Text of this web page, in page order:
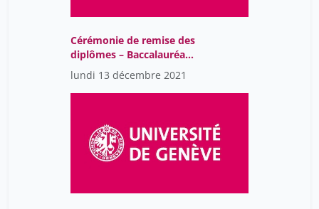
Cérémonie de remise des
diplômes – Baccalauréat
2020/2021 17h00
lundi 13 décembre 2021